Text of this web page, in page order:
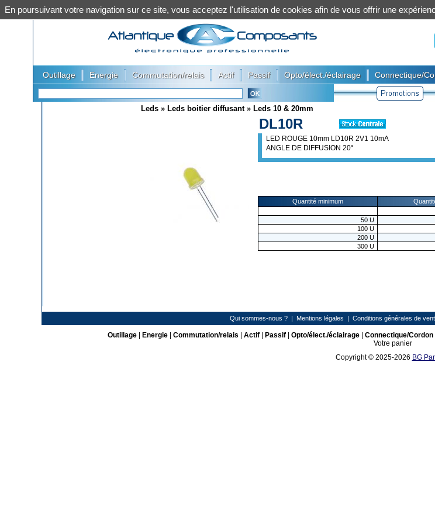
Outillage Energie Commutation/relais Actif Passif Opto/élect./éclairage Connectique/
Leds » Leds boitier diffusant» Leds 10 & 20mm
DL10R
LED ROUGE 10mm LD10R 2V1 10mA
ANGLE DE DIFFUSION 20°
Quantité minimum
50 U
100 U
200 U
300 U
Qui sommes-nous ? | Mentions légales | Conditions générales de
Outillage| Energie| Commutation/relais Actif| Passif| Opto/élect./éclairage| Connectique/Cordon|
Votre panier
Copyright © 2025-2026 BG
En poursuivant votre navigation sur ce site, vous acceptez l'utilisation de cookies afin de vous offrir une